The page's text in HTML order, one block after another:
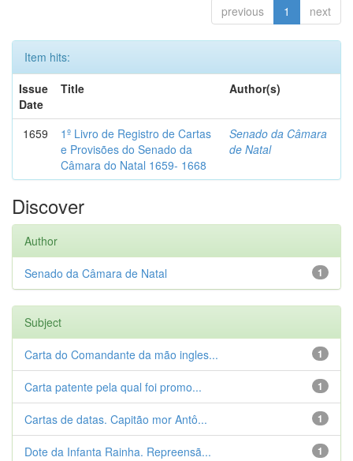
previous 1 next
Item hits:
Issue
Date
Title Author(s)
1659
1º Livro de Registro de Cartas
e Provisões do Senado da
Câmara do Natal 1659- 1668
Senado da Câmara
de Natal
Discover
Author
1
Senado da Câmara de Natal
Subject
1
Carta do Comandante da mão ingles...
1
Carta patente pela qual foi promo...
1
Cartas de datas. Capitão mor Antô...
1
Dote da Infanta Rainha. Repreensã...